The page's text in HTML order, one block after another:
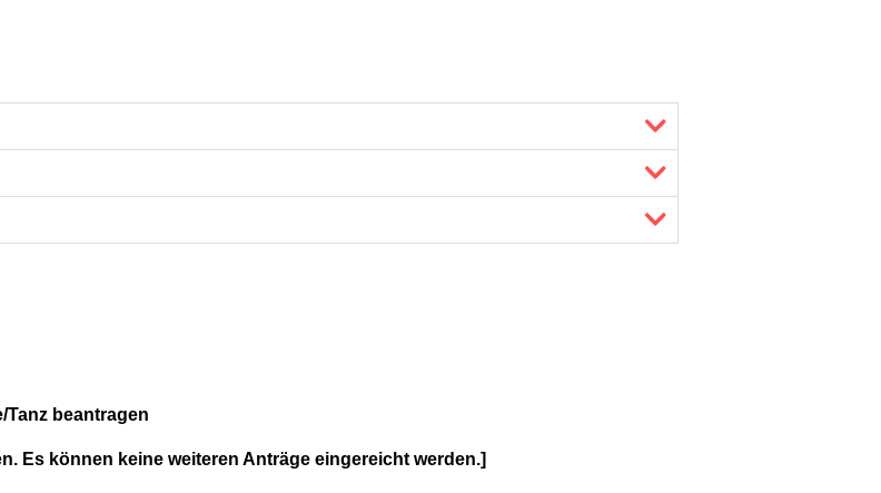
beantragen
Es können keine weiteren Anträge eingereicht werden.]